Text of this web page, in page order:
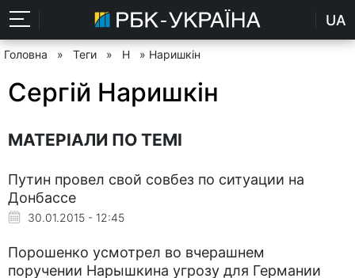
UA
Головна » Теги » Н » Наришкін
Сергій Наришкін
МАТЕРІАЛИ ПО ТЕМІ
Путин провел свой совбез по ситуации на
Донбассе
30.01.2015 - 12:45
Порошенко усмотрел во вчерашнем
поручении Нарышкина угрозу для Германии